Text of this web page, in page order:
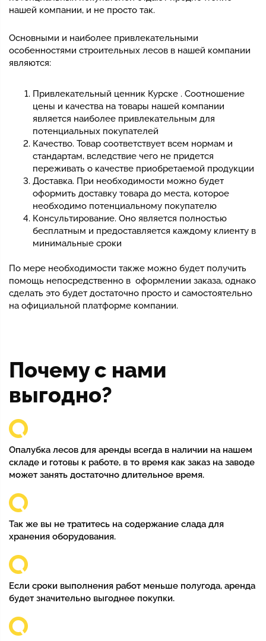
нашей компании, и не просто так.
Основными и наиболее привлекательными
особенностями строительных лесов в нашей компании
являются:
Привлекательный ценник Курске . Соотношение
цены и качества на товары нашей компании
является наиболее привлекательным для
потенциальных покупателей
Качество. Товар соответствует всем нормам и
стандартам, вследствие чего не придется
переживать о качестве приобретаемой продукции
Доставка. При необходимости можно будет
оформить доставку товара до места, которое
необходимо потенциальному покупателю
Консультирование. Оно является полностью
бесплатным и предоставляется каждому клиенту в
минимальные сроки
По мере необходимости также можно будет получить
помощь непосредственно в оформлении заказа, однако
сделать это будет достаточно просто и самостоятельно
на официальной платформе компании.
Почему с нами
выгодно?
Опалубка лесов для аренды всегда в наличии на нашем
складе и готовы к работе, в то время как заказ на заводе
может занять достаточно длительное время.
Так же вы не тратитесь на содержание слада для
хранения оборудования.
Если сроки выполнения работ меньше полугода, аренда
будет значительно выгоднее покупки.